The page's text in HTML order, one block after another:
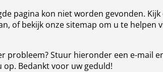
pagina kon niet worden gevonden.
of bekijk onze sitemap om u te helpen
probleem? Stuur hieronder een e-mail
op. Bedankt voor uw geduld!